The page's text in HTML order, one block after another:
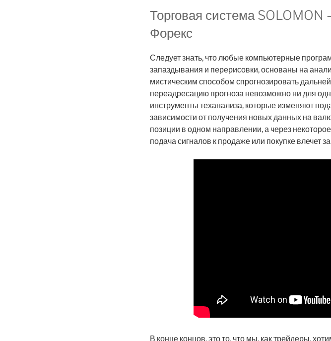
Торговая система SOLOMON
Форекс
Следует знать, что любые компьютерные
запаздывания и перерисовки, основаны на
мистическим способом спрогнозировать
переадресацию прогноза невозможно ни для
инструменты теханализа, которые изменяют
зависимости от получения новых данных на
позиции в одном направлении, а через
подача сигналов к продаже или покупке влечет
В конце концов, это то, что мы, как трейдеры,